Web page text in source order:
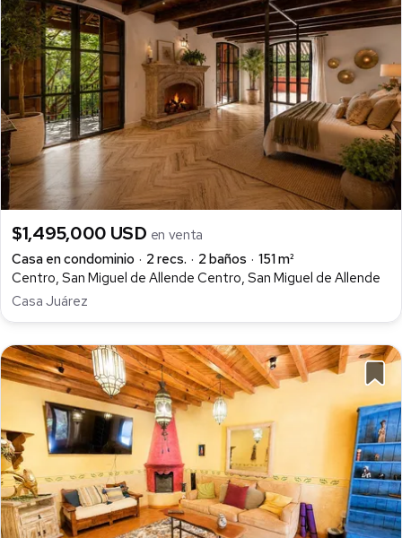
$1,495,000 USD en venta
Casa en condominio
2 recs. 2 baños
151 m²
Centro, San Miguel de Allende Centro, San Miguel de Allende
Casa Juárez